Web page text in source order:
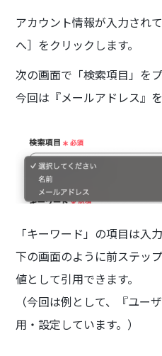
アカウント情報が入力され
へ］をクリックします。
次の画面で「検索項目」を
今回は『メールアドレス』を
「キーワード」の項目は入
下の画面のように前ステッ
値として引用できます。
（今回は例として、『ユー
用・設定しています。）